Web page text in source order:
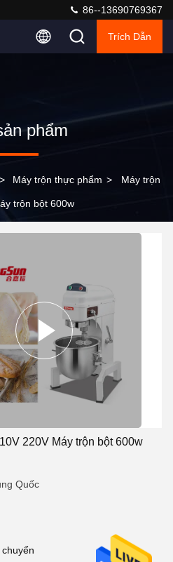
86--13690769367
Trích Dẫn
phẩm
> Máy trộn thực phẩm > Máy trộn
trộn bột 600w
220V Máy trộn bột 600w
Quốc